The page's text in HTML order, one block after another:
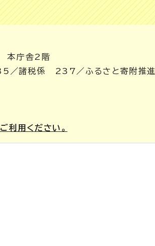
本庁舎2階
／諸税係 237／ふるさと寄附推進
利用ください。